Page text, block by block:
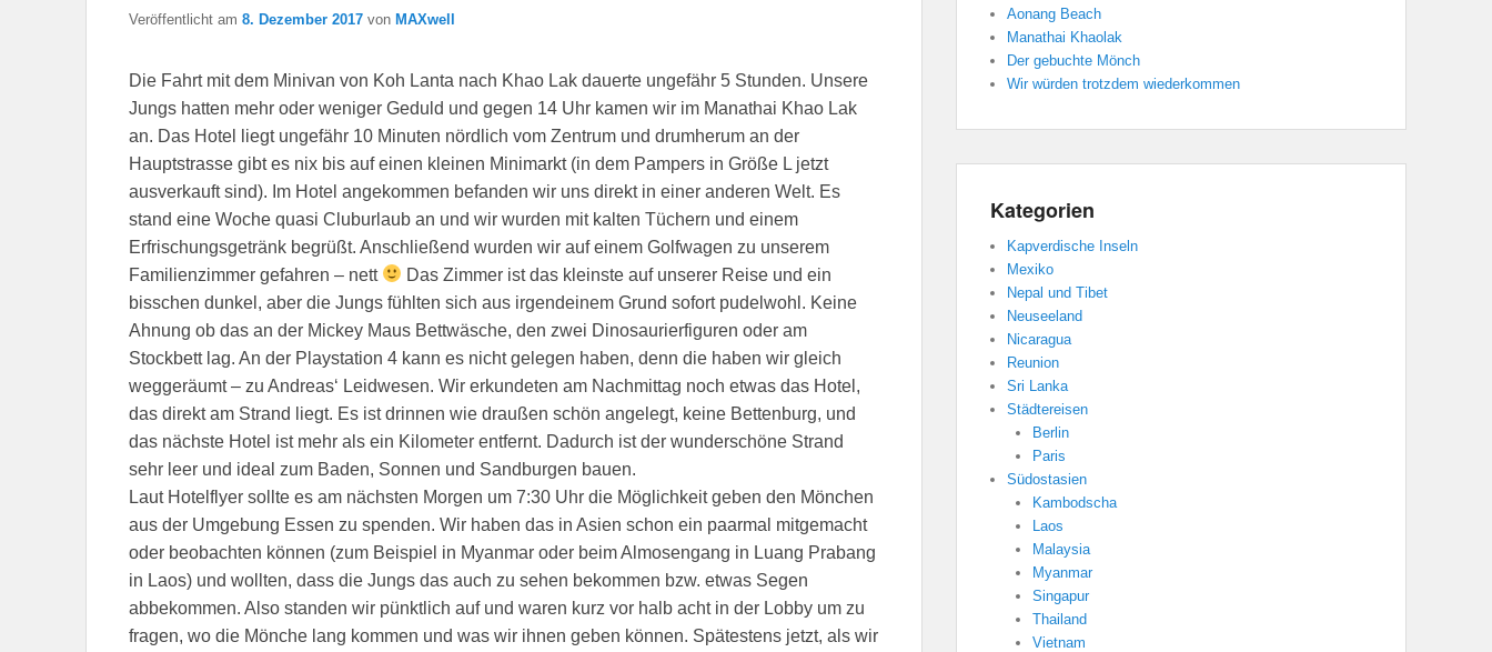
Veröffentlicht am 8. Dezember 2017 von MAXwell
Die Fahrt mit dem Minivan von Koh Lanta nach Khao Lak dauerte ungefähr 5 Stunden. Unsere
Jungs hatten mehr oder weniger Geduld und gegen 14 Uhr kamen wir im Manathai Khao Lak
an. Das Hotel liegt ungefähr 10 Minuten nördlich vom Zentrum und drumherum an der
Hauptstrasse gibt es nix bis auf einen kleinen Minimarkt (in dem Pampers in Größe L jetzt
ausverkauft sind). Im Hotel angekommen befanden wir uns direkt in einer anderen Welt. Es
stand eine Woche quasi Cluburlaub an und wir wurden mit kalten Tüchern und einem
Erfrischungsgetränk begrüßt. Anschließend wurden wir auf einem Golfwagen zu unserem
Familienzimmer gefahren – nett
Das Zimmer ist das kleinste auf unserer Reise und ein
bisschen dunkel, aber die Jungs fühlten sich aus irgendeinem Grund sofort pudelwohl. Keine
Ahnung ob das an der Mickey Maus Bettwäsche, den zwei Dinosaurierfiguren oder am
Stockbett lag. An der Playstation 4 kann es nicht gelegen haben, denn die haben wir gleich
weggeräumt – zu Andreas‘ Leidwesen. Wir erkundeten am Nachmittag noch etwas das Hotel,
das direkt am Strand liegt. Es ist drinnen wie draußen schön angelegt, keine Bettenburg, und
das nächste Hotel ist mehr als ein Kilometer entfernt. Dadurch ist der wunderschöne Strand
sehr leer und ideal zum Baden, Sonnen und Sandburgen bauen.
Laut Hotelflyer sollte es am nächsten Morgen um 7:30 Uhr die Möglichkeit geben den Mönchen
aus der Umgebung Essen zu spenden. Wir haben das in Asien schon ein paarmal mitgemacht
oder beobachten können (zum Beispiel in Myanmar oder beim Almosengang in Luang Prabang
in Laos) und wollten, dass die Jungs das auch zu sehen bekommen bzw. etwas Segen
abbekommen. Also standen wir pünktlich auf und waren kurz vor halb acht in der Lobby um zu
fragen, wo die Mönche lang kommen und was wir ihnen geben können. Spätestens jetzt, als wir
Aonang Beach
Manathai Khaolak
Der gebuchte Mönch
Wir würden trotzdem wiederkommen
Kategorien
Kapverdische Inseln
Mexiko
Nepal und Tibet
Neuseeland
Nicaragua
Reunion
Sri Lanka
Städtereisen
Berlin
Paris
Südostasien
Kambodscha
Laos
Malaysia
Myanmar
Singapur
Thailand
Vietnam